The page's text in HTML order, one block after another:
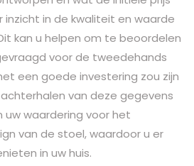
inzicht in de kwaliteit en waarde
kan u helpen om te beoordelen
voor de tweedehands
een goede investering zou zijn
van deze gegevens
uw waardering voor het
van de stoel, waardoor u er
in uw huis.